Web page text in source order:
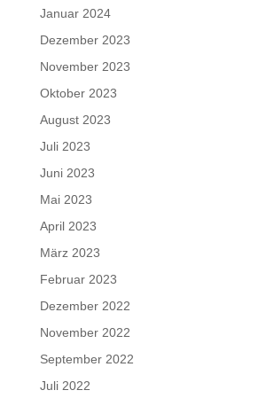
Januar 2024
Dezember 2023
November 2023
Oktober 2023
August 2023
Juli 2023
Juni 2023
Mai 2023
April 2023
März 2023
Februar 2023
Dezember 2022
November 2022
September 2022
Juli 2022